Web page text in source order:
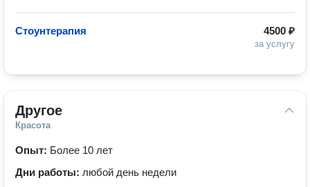
4500 ₽
за услугу
Стоунтерапия
Другое
Красота
Опыт: Более 10 лет
Дни работы: любой день недели